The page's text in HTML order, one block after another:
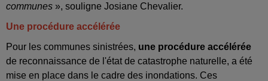
communes », souligne Josiane Chevalier.
Une procédure accélérée
Pour les communes sinistrées, une procédure accélérée
de reconnaissance de l'état de catastrophe naturelle, a été
mise en place dans le cadre des inondations. Ces